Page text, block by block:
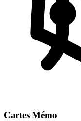
Cartes Mémo